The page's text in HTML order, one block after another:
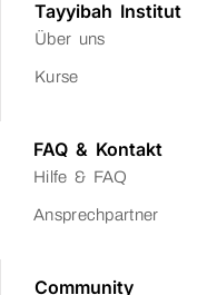
Tayyibah Institut
Über uns
Kurse
FAQ & Kontakt
Hilfe & FAQ
Ansprechpartner
Community